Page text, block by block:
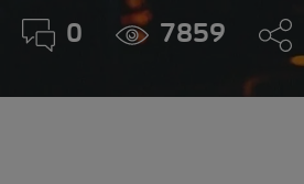
0 7859